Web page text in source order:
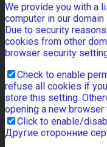
We provide you with a
computer in our
Due to security
cookies from other
browser security
Check to enable
refuse all cookies if
store this setting.
opening a new browser
Click to enable/
Другие сторонние